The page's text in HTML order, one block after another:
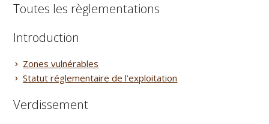
Toutes les règlementations
Introduction
Zones vulnérables
Statut réglementaire de l’exploitation
Verdissement